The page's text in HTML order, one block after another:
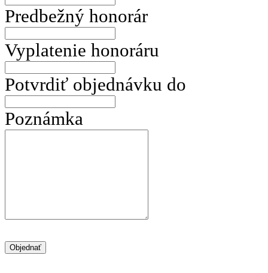
Predbežný honorár
Vyplatenie honoráru
Potvrdiť objednávku do
Poznámka